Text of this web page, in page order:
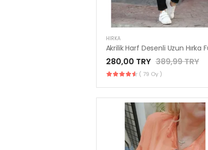
HIRKA
280,00 TRY 389,99 TRY
( 79 Oy )